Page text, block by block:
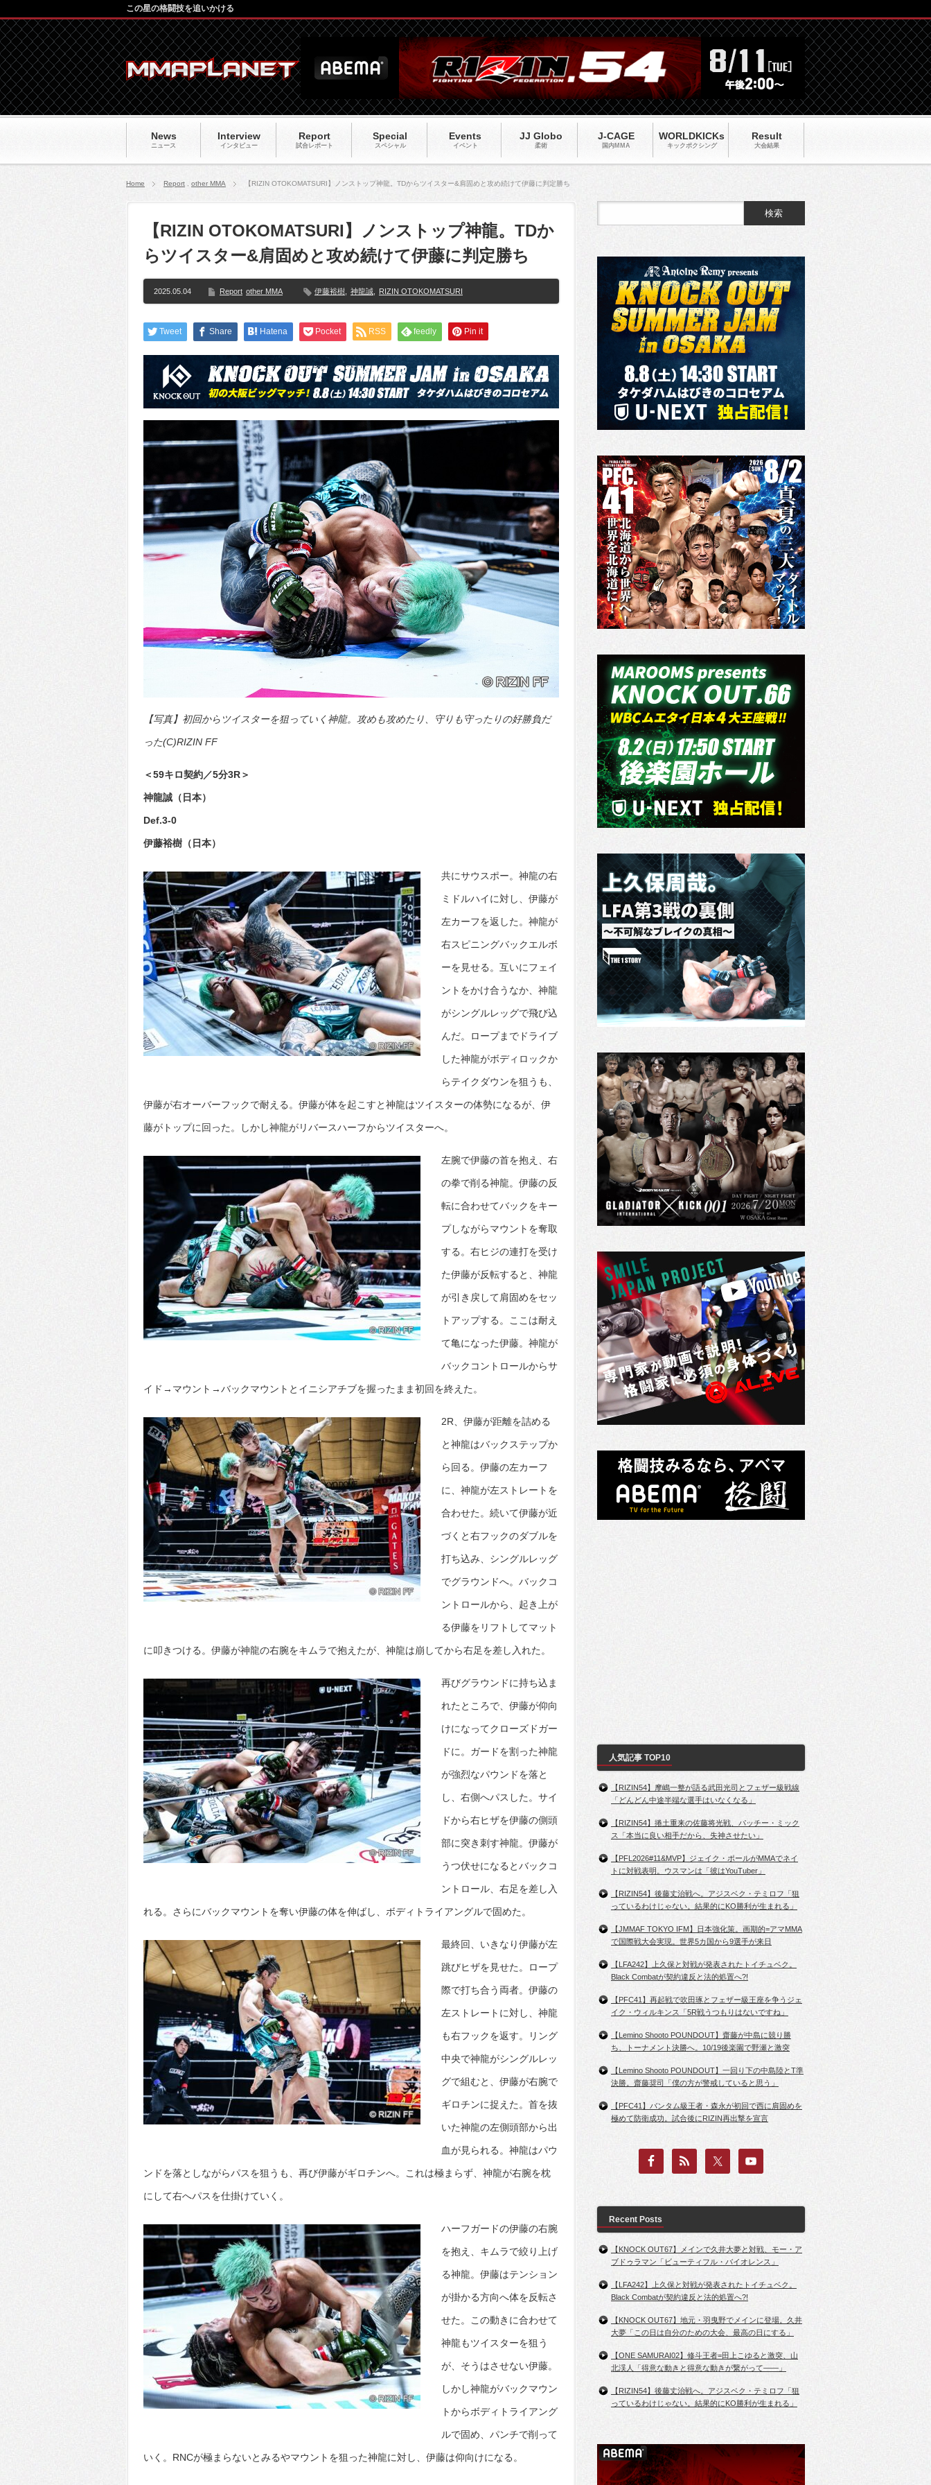
News
ニュース
Interview
インタビュー
Report
試合レポート
Special
スペシャル
Events
イベント
JJ Globo
柔術
J-CAGE
国内MMA
WORLDKICKs
キックポクシング
Result
大会結果
この星の格闘技を追いかける
Home Report other MMA 【RIZIN OTOKOMATSURI】ノンストップ神龍。TDからツイスター&肩固めと攻め続けて伊藤に判定勝ち
【RIZIN OTOKOMATSURI】ノンストップ神龍。TDか
らツイスター&肩固めと攻め続けて伊藤に判定勝ち
2025.05.04 Report other MMA 伊藤裕樹 神龍誠 RIZIN OTOKOMATSURI
Tweet Share Hatena Pocket RSS feedly Pin it
【写真】初回からツイスターを狙っていく神龍。攻めも攻めたり、守りも守ったりの好勝負だ
った(C)RIZIN FF
＜59キロ契約／5分3R＞
神龍誠（日本）
Def.3-0
伊藤裕樹（日本）
共にサウスポー。神龍の右
ミドルハイに対し、伊藤が
左カーフを返した。神龍が
右スピニングバックエルボ
ーを見せる。互いにフェイ
ントをかけ合うなか、神龍
がシングルレッグで飛び込
んだ。ロープまでドライブ
した神龍がボディロックか
らテイクダウンを狙うも、
伊藤が右オーバーフックで耐える。伊藤が体を起こすと神龍はツイスターの体勢になるが、伊
藤がトップに回った。しかし神龍がリバースハーフからツイスターへ。
左腕で伊藤の首を抱え、右
の拳で削る神龍。伊藤の反
転に合わせてバックをキー
プしながらマウントを奪取
する。右ヒジの連打を受け
た伊藤が反転すると、神龍
が引き戻して肩固めをセッ
トアップする。ここは耐え
て亀になった伊藤。神龍が
バックコントロールからサ
イド→マウント→バックマウントとイニシアチブを握ったまま初回を終えた。
2R、伊藤が距離を詰める
と神龍はバックステップか
ら回る。伊藤の左カーフ
に、神龍が左ストレートを
合わせた。続いて伊藤が近
づくと右フックのダブルを
打ち込み、シングルレッグ
でグラウンドへ。バックコ
ントロールから、起き上が
る伊藤をリフトしてマット
に叩きつける。伊藤が神龍の右腕をキムラで抱えたが、神龍は崩してから右足を差し入れた。
再びグラウンドに持ち込ま
れたところで、伊藤が仰向
けになってクローズドガー
ドに。ガードを割った神龍
が強烈なパウンドを落と
し、右側へパスした。サイ
ドから右ヒザを伊藤の側頭
部に突き刺す神龍。伊藤が
うつ伏せになるとバックコ
ントロール、右足を差し入
れる。さらにバックマウントを奪い伊藤の体を伸ばし、ボディトライアングルで固めた。
最終回、いきなり伊藤が左
跳びヒザを見せた。ロープ
際で打ち合う両者。伊藤の
左ストレートに対し、神龍
も右フックを返す。リング
中央で神龍がシングルレッ
グで組むと、伊藤が右腕で
ギロチンに捉えた。首を抜
いた神龍の左側頭部から出
血が見られる。神龍はパウ
ンドを落としながらパスを狙うも、再び伊藤がギロチンへ。これは極まらず、神龍が右腕を枕
にして右へパスを仕掛けていく。
ハーフガードの伊藤の右腕
を抱え、キムラで絞り上げ
る神龍。伊藤はテンション
が掛かる方向へ体を反転さ
せた。この動きに合わせて
神龍もツイスターを狙う
が、そうはさせない伊藤。
しかし神龍がバックマウン
トからボディトライアング
ルで固め、パンチで削って
いく。RNCが極まらないとみるやマウントを狙った神龍に対し、伊藤は仰向けになる。
人気記事 TOP10
【RIZIN54】摩嶋一整が語る武田光司とフェザー級戦線
「どんどん中途半端な選手はいなくなる」
【RIZIN54】捲土重来の佐藤将光戦、パッチー・ミック
ス「本当に良い相手だから、失神させたい」
【PFL2026#11&MVP】ジェイク・ポールがMMAでネイ
トに対戦表明。ウスマンは「彼はYouTuber」
【RIZIN54】後藤丈治戦へ。アジスベク・テミロフ「狙
っているわけじゃない。結果的にKO勝利が生まれる」
【JMMAF TOKYO IFM】日本強化策。画期的=アマMMA
で国際戦大会実現。世界5カ国から9選手が来日
【LFA242】上久保と対戦が発表されたトイチュベク。
Black Combatが契約違反と法的処置へ?!
【PFC41】再起戦で吹田琢とフェザー級王座を争うジェ
イク・ウィルキンス「5R戦うつもりはないですね」
【Lemino Shooto POUNDOUT】齋藤が中島に競り勝
ち、トーナメント決勝へ。10/19後楽園で野瀬と激突
【Lemino Shooto POUNDOUT】一回り下の中島陸とT準
決勝。齋藤奨司「僕の方が警戒していると思う」
【PFC41】バンタム級王者・森永が初回で西に肩固めを
極めて防衛成功。試合後にRIZIN再出撃を宣言
Recent Posts
【KNOCK OUT67】メインで久井大夢と対戦、モー・ア
ブドゥラマン「ビューティフル・バイオレンス」
【LFA242】上久保と対戦が発表されたトイチュベク。
Black Combatが契約違反と法的処置へ?!
【KNOCK OUT67】地元・羽曳野でメインに登場。久井
大夢「この日は自分のための大会、最高の日にする」
【ONE SAMURAI02】修斗王者=田上こゆると激突、山
北渓人「得意な動きと得意な動きが繋がって――」
【RIZIN54】後藤丈治戦へ。アジスベク・テミロフ「狙
っているわけじゃない。結果的にKO勝利が生まれる」